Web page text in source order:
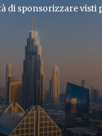
di sponsorizzare visti